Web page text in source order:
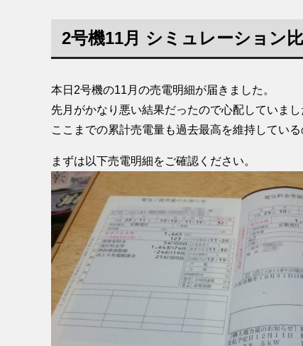
2号機11月 シミュレーション
本日2号機の11月の売電明細が届きました。
先月がかなり悪い結果だったので心配していま
ここまでの累計売電量も過去最高を維持してい
まずは以下売電明細をご確認ください。